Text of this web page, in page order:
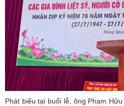
Phát biểu tại buổi lễ, ông Phạm